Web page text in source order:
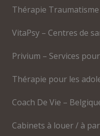
Thérapie Traumatisme
VitaPsy – Centres de
Privium – Services
Thérapie pour les
Coach De Vie –
Cabinets à louer / à